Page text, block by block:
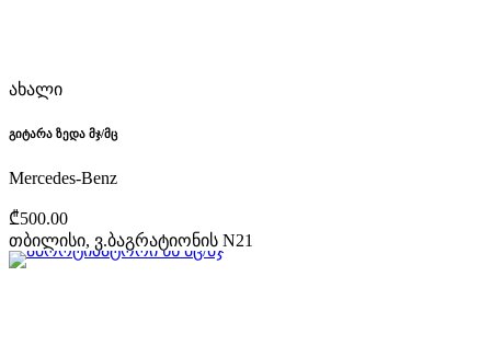
ახალი
გიტარა ზედა მჯ/მც
Mercedes-Benz
₾500.00
თბილისი, ვ.ბაგრატიონის N21